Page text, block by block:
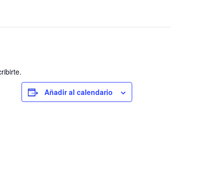
Añadir al calendario